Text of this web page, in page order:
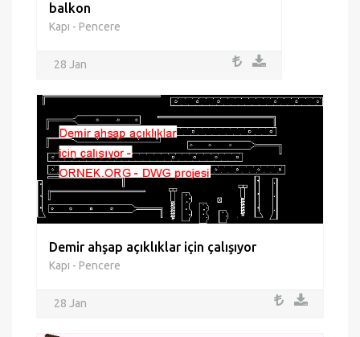
balkon
Kapı - Pencere
28 Jan
Demir ahşap açıklıklar için çalışıyor
Kapı - Pencere
28 Jan